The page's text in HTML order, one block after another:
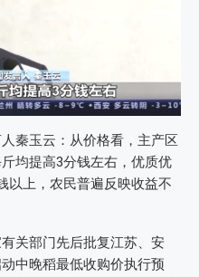
秦玉云：从价格看，主产区
均提高3分钱左右，优质优
以上，农民普遍反映收益不
关部门先后批复江苏、安
中晚稻最低收购价执行预